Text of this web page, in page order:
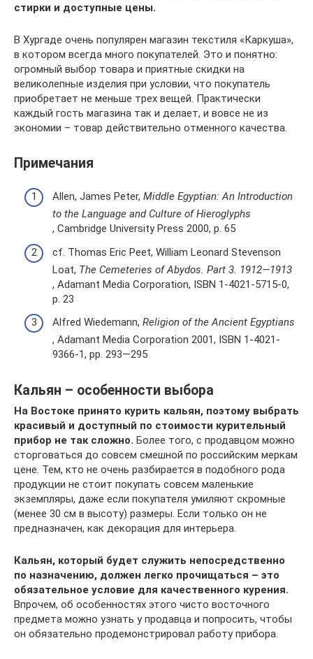
стирки и доступные цены.
В Хургаде очень популярен магазин текстиля «Каркуша»,
в котором всегда много покупателей. Это и понятно:
огромный выбор товара и приятные скидки на
великолепные изделия при условии, что покупатель
приобретает не меньше трех вещей. Практически
каждый гость магазина так и делает, и вовсе не из
экономии – товар действительно отменного качества.
Примечания
Allen, James Peter, Middle Egyptian: An Introduction
to the Language and Culture of Hieroglyphs
, Cambridge University Press 2000, p. 65
cf. Thomas Eric Peet, William Leonard Stevenson
Loat, The Cemeteries of Abydos. Part 3. 1912—1913
, Adamant Media Corporation, ISBN 1-4021-5715-0,
p. 23
Alfred Wiedemann, Religion of the Ancient Egyptians
, Adamant Media Corporation 2001, ISBN 1-4021-
9366-1, pp. 293—295
Кальян – особенности выбора
На Востоке принято курить кальян, поэтому выбрать
красивый и доступный по стоимости курительный
прибор не так сложно. Более того, с продавцом можно
сторговаться до совсем смешной по российским меркам
цене. Тем, кто не очень разбирается в подобного рода
продукции не стоит покупать совсем маленькие
экземпляры, даже если покупателя умиляют скромные
(менее 30 см в высоту) размеры. Если только он не
предназначен, как декорация для интерьера.
Кальян, который будет служить непосредственно
по назначению, должен легко прочищаться – это
обязательное условие для качественного курения.
Впрочем, об особенностях этого чисто восточного
предмета можно узнать у продавца и попросить, чтобы
он обязательно продемонстрировал работу прибора.